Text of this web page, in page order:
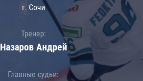
г. Сочи
Тренер:
Назаров Андрей
Главные судьи: